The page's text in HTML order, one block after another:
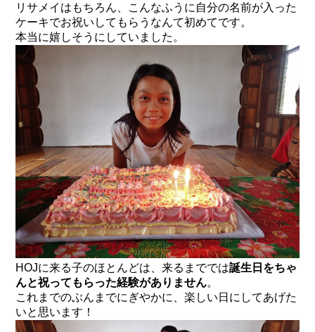
リサメイはもちろん、こんなふうに自分の名前が入った
ケーキでお祝いしてもらうなんて初めてです。
本当に嬉しそうにしていました。
HOJに来る子のほとんどは、来るまででは誕生日をちゃ
んと祝ってもらった経験がありません。
これまでのぶんまでにぎやかに、楽しい日にしてあげた
いと思います！